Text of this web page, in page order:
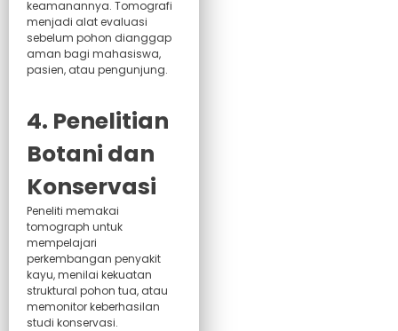
keamanannya. Tomografi
menjadi alat evaluasi
sebelum pohon dianggap
aman bagi mahasiswa,
pasien, atau pengunjung.
4. Penelitian
Botani dan
Konservasi
Peneliti memakai
tomograph untuk
mempelajari
perkembangan penyakit
kayu, menilai kekuatan
struktural pohon tua, atau
memonitor keberhasilan
studi konservasi.